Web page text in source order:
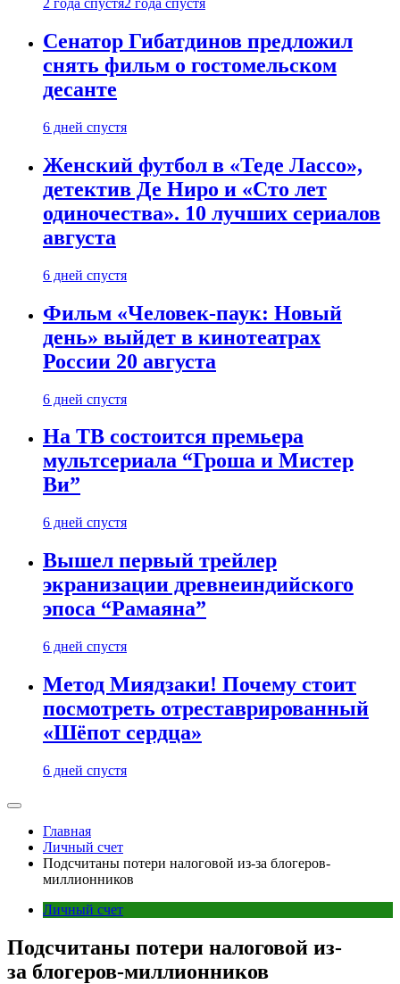
2 года спустя2 года спустя
Сенатор Гибатдинов предложил
снять фильм о гостомельском
десанте
6 дней спустя
Женский футбол в «Теде Лассо»,
детектив Де Ниро и «Сто лет
одиночества». 10 лучших сериалов
августа
6 дней спустя
Фильм «Человек-паук: Новый
день» выйдет в кинотеатрах
России 20 августа
6 дней спустя
На ТВ состоится премьера
мультсериала “Гроша и Мистер
Ви”
6 дней спустя
Вышел первый трейлер
экранизации древнеиндийского
эпоса “Рамаяна”
6 дней спустя
Метод Миядзаки! Почему стоит
посмотреть отреставрированный
«Шёпот сердца»
6 дней спустя
Главная
Личный счет
Подсчитаны потери налоговой из-за блогеров-
миллионников
Личный счет
Подсчитаны потери налоговой из-
за блогеров-миллионников